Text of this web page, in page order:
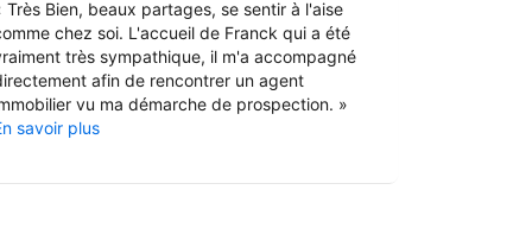
Très Bien, beaux partages, se sentir à l'aise
chez soi. L'accueil de Franck qui a été
très sympathique, il m'a accompagné
afin de rencontrer un agent
vu ma démarche de prospection. »
savoir plus